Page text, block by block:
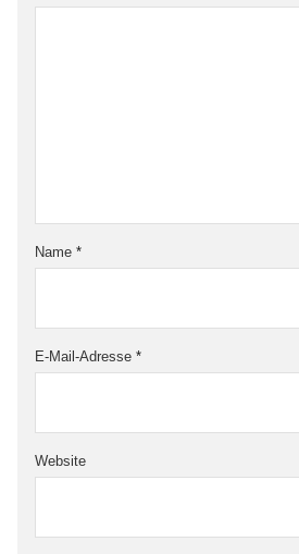
Name *
E-Mail-Adresse *
Website